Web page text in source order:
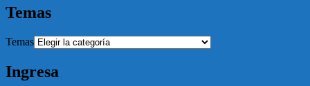
Temas
Temas
Ingresa